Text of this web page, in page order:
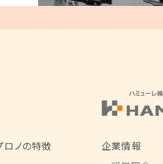
ロノの特徴
企業情報